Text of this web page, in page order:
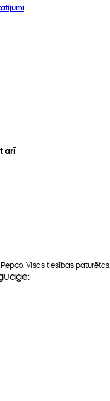
arī
Visas tiesības paturētas.